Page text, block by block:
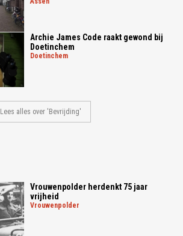
Archie James Code raakt gewond bij
Doetinchem
doetinchem
Lees alles over 'Bevrijding'
Vrouwenpolder herdenkt 75 jaar
vrijheid
vrouwenpolder